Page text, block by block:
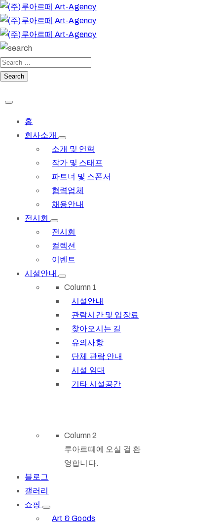
홈
회사소개
소개 및 연혁
작가 및 스태프
파트너 및 스폰서
협력업체
채용안내
전시회
전시회
컬렉션
이벤트
시설안내
Column 1
시설안내
관람시간 및 입장료
찾아오시는 길
유의사항
단체 관람 안내
시설 임대
기타 시설공간
Column 2
루아르떼에 오실 걸 환
영합니다.
블로그
갤러리
쇼핑
Art & Goods